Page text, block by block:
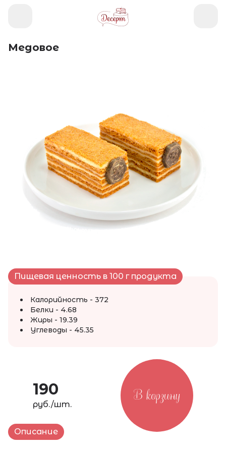
Медовое
Пищевая ценность в 100 г продукта
Калорийность - 372
Белки - 4.68
Жиры - 19.39
Углеводы - 45.35
190
руб./шт.
В корзину
Описание